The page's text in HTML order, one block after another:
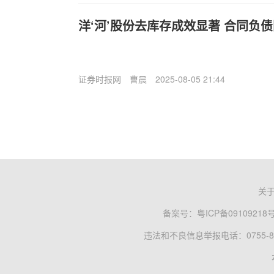
洋‘河’股份去库存成效显著 合同负
证券时报网 曹晨 2025-08-05 21:44
关
备案号： 粤ICP备09109218
违法和不良信息举报电话：0755-